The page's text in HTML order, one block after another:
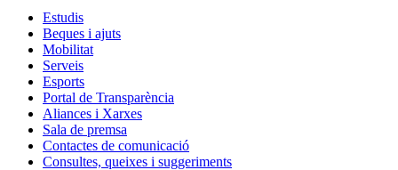
Estudis
Beques i ajuts
Mobilitat
Serveis
Esports
Portal de Transparència
Aliances i Xarxes
Sala de premsa
Contactes de comunicació
Consultes, queixes i suggeriments